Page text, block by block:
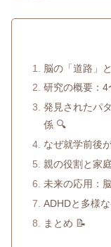
脳の「道路」
研究の概要：
発見されたパ
係 🔍
なぜ就学前後
親の役割と家
未来の応用：
ADHDと多様
まとめ 📝